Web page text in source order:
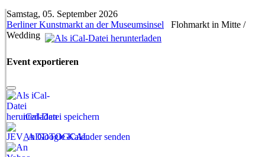
Samstag, 05. September 2026
Berliner Kunstmarkt an der Museumsinsel Flohmarkt in Mitte /
Wedding
Event exportieren
iCal-Datei speichern
An Google Kalender senden